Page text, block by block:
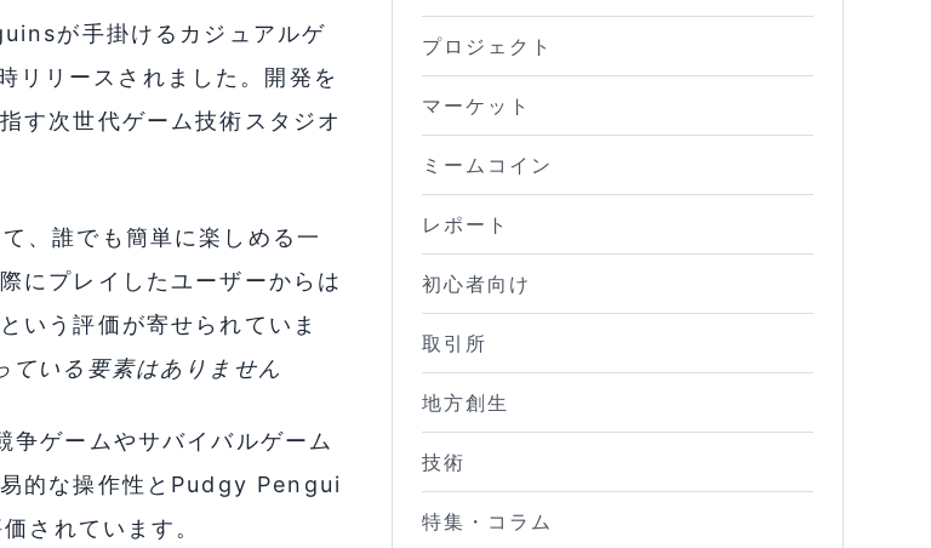
が手掛けるカジュアルゲ
リースされました。開発を
す次世代ゲーム技術スタジオ
、誰でも簡単に楽しめる一
にプレイしたユーザーからは
いう評価が寄せられていま
いる要素はありません
争ゲームやサバイバルゲーム
的な操作性とPudgy Pengui
されています。
プロジェクト
マーケット
ミームコイン
レポート
初心者向け
取引所
地方創生
技術
特集・コラム